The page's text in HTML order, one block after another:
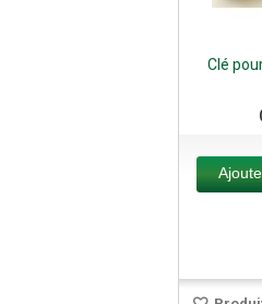
Clé